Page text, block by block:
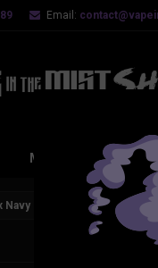
Email:
MATERIEL
Blue